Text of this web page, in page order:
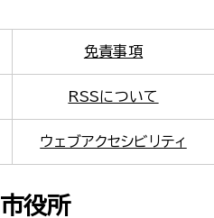
免責事項
RSSについて
ウェブアクセシビリティ
役所